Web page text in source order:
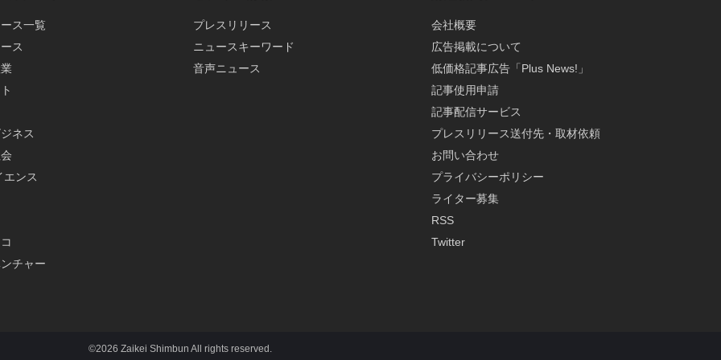
ス一覧
ス
ネス
エンス
チャー
プレスリリース
ニュースキーワード
音声ニュース
会社概要
広告掲載について
低価格記事広告「Plus News!」
記事使用申請
記事配信サービス
プレスリリース送付先・取材依頼
お問い合わせ
プライバシーポリシー
ライター募集
RSS
Twitter
©2026 Zaikei Shimbun All rights reserved.